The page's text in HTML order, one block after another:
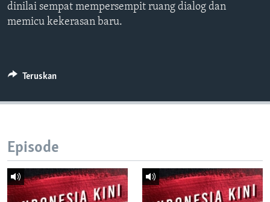
dinilai sempat mempersempit ruang dialog dan
memicu kekerasan baru.
Teruskan
Episode